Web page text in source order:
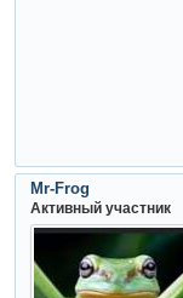
Mr-Frog
Активный участник